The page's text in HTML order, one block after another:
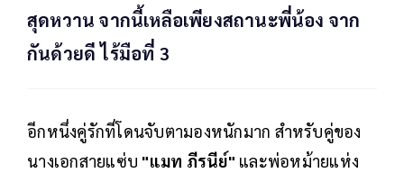
สุดหวาน จากนี้เหลือเพียงสถานะพี่น้อง จาก
กันด้วยดี ไร้มือที่ 3
อีกหนึ่งคู่รักที่โดนจับตามองหนักมาก สำหรับคู่ของ
นางเอกสายแซ่บ "แมท ภีรนีย์" และพ่อหม้ายแห่ง